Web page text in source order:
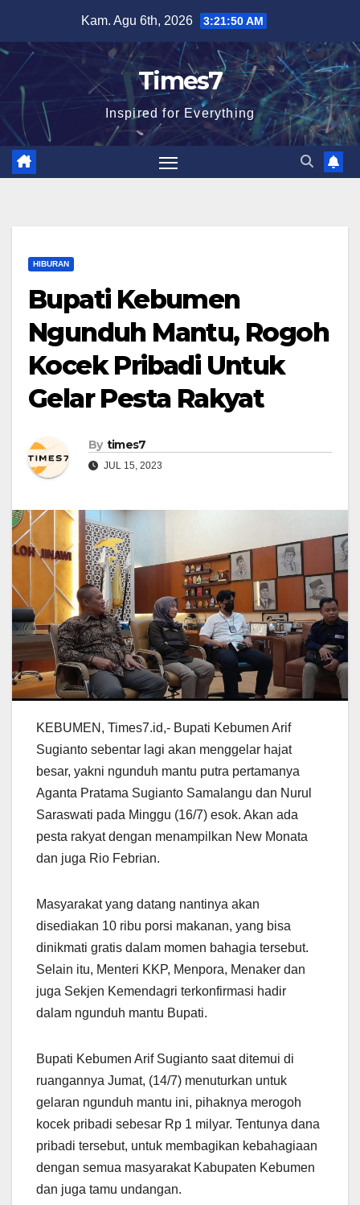
content
Kam. Agu 6th, 2026 3:21:52 AM
Times7
Inspired for Everything
HIBURAN
Bupati Kebumen
Ngunduh Mantu, Rogoh
Kocek Pribadi Untuk
Gelar Pesta Rakyat
By times7
JUL 15, 2023
KEBUMEN, Times7.id,- Bupati Kebumen Arif
Sugianto sebentar lagi akan menggelar hajat
besar, yakni ngunduh mantu putra pertamanya
Aganta Pratama Sugianto Samalangu dan Nurul
Saraswati pada Minggu (16/7) esok. Akan ada
pesta rakyat dengan menampilkan New Monata
dan juga Rio Febrian.
Masyarakat yang datang nantinya akan
disediakan 10 ribu porsi makanan, yang bisa
dinikmati gratis dalam momen bahagia tersebut.
Selain itu, Menteri KKP, Menpora, Menaker dan
juga Sekjen Kemendagri terkonfirmasi hadir
dalam ngunduh mantu Bupati.
Bupati Kebumen Arif Sugianto saat ditemui di
ruangannya Jumat, (14/7) menuturkan untuk
gelaran ngunduh mantu ini, pihaknya merogoh
kocek pribadi sebesar Rp 1 milyar. Tentunya dana
pribadi tersebut, untuk membagikan kebahagiaan
dengan semua masyarakat Kabupaten Kebumen
dan juga tamu undangan.